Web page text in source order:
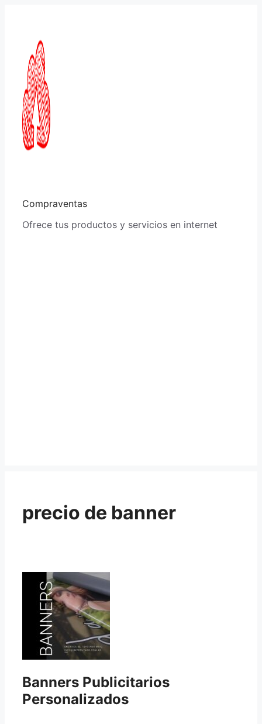
Compraventas
Ofrece tus productos y servicios en internet
precio de banner
Banners Publicitarios
Personalizados